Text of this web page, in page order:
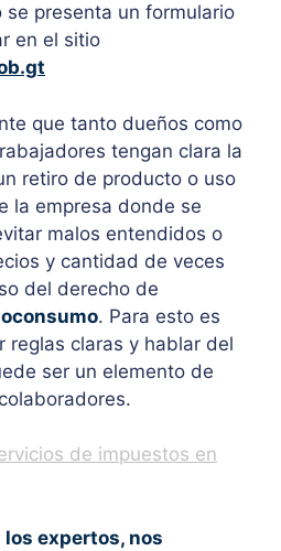
se presenta un formulario
en el sitio
que tanto dueños como
tengan clara la
retiro de producto o uso
la empresa donde se
malos entendidos o
y cantidad de veces
del derecho de
. Para esto es
reglas claras y hablar del
ser un elemento de
de impuestos en
expertos, nos